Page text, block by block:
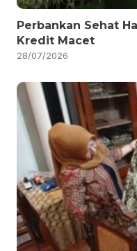
Perbankan Sehat
Kredit Macet
28/07/2026